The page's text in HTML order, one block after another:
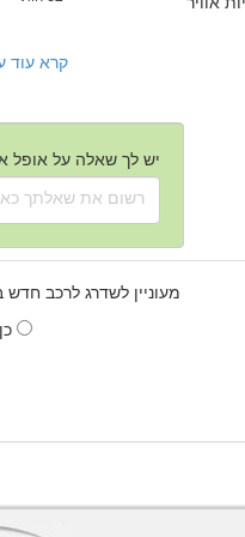
קרא עוד על
יש לך שאלה על אופל אסטרה 2016 -
מעוניין לשדרג לרכב